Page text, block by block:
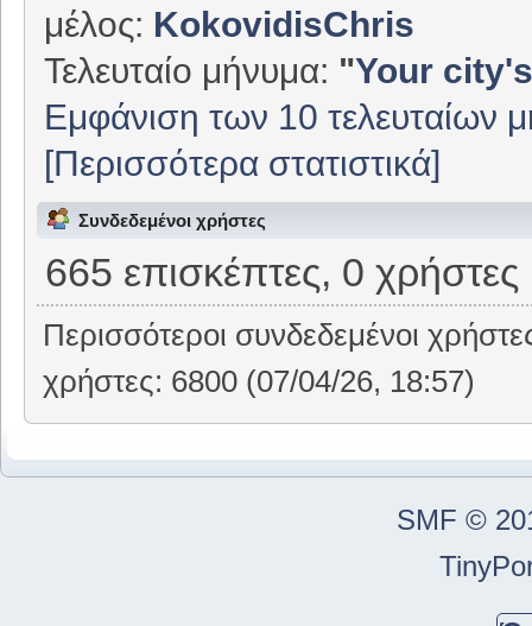
μέλος: KokovidisChris
Τελευταίο μήνυμα: "Your
Εμφάνιση των 10 τελευταίων
[Περισσότερα στατιστικά]
Συνδεδεμένοι χρήστες
665 επισκέπτες, 0 χρήστες
Περισσότεροι συνδεδεμένοι
χρήστες: 6800 (07/04/26, 18:57)
SMF ©